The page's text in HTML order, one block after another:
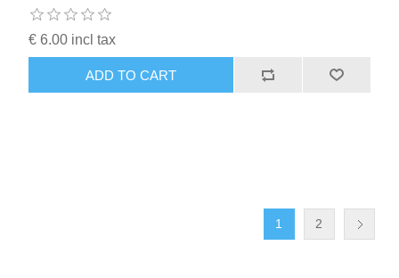
€ 6.00 incl tax
ADD TO CART
1 2